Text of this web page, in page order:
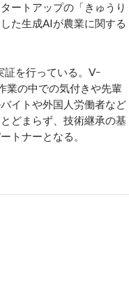
ートアップの「きゅうり
た生成AIが農業に関する
を行っている。Vｰ
業の中での気付きや先輩
イトや外国人労働者など
どまらず、技術継承の基
トナーとなる。